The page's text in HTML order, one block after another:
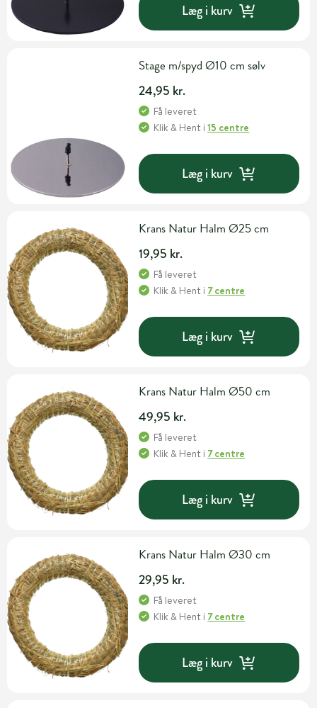
Læg i kurv
Stage m/spyd Ø10 cm sølv
24,95 kr.
Få leveret
Klik & Hent i15 centre
Læg i kurv
Krans Natur Halm Ø25 cm
19,95 kr.
Få leveret
Klik & Hent i 7 centre
Læg i kurv
Krans Natur Halm Ø50 cm
49,95 kr.
Få leveret
Klik & Hent i 7 centre
Læg i kurv
Krans Natur Halm Ø30 cm
29,95 kr.
Få leveret
Klik & Hent i 7 centre
Læg i kurv